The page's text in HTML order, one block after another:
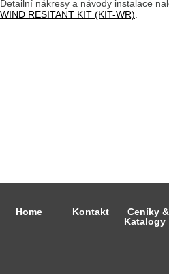
Detailní nákresy a návody instalace
WIND RESITANT KIT (KIT-WR)
Home Kontakt
Ceníky &
Katalogy